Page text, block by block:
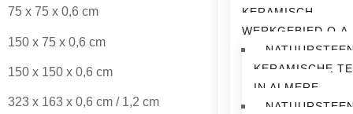
KERAMISCH
WERKGEBIED
KERAMISCHE
IN ALMERE
75 x 75 x 0,6 cm
150 x 75 x 0,6 cm
150 x 150 x 0,6 cm
323 x 163 x 0,6 cm / 1,2 cm